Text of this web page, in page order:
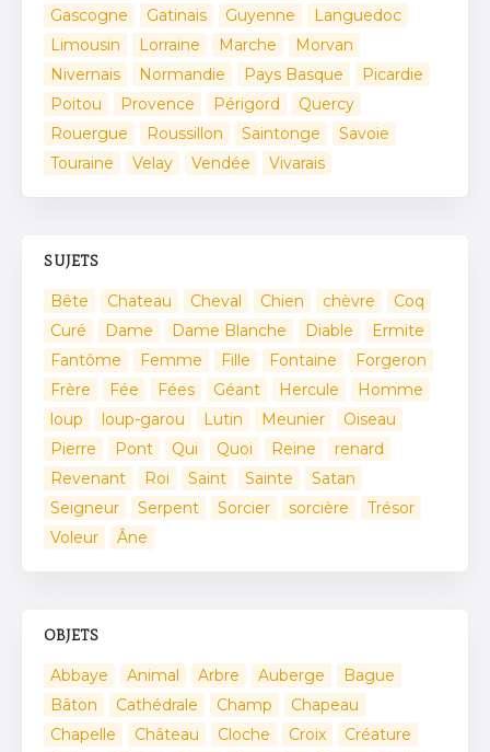
Gascogne
Gatinais Guyenne
Languedoc
Limousin
Lorraine Marche
Morvan
Nivernais
Normandie Pays Basque
Picardie
Poitou
Provence Périgord
Quercy
Rouergue
Roussillon Saintonge
Savoie
Touraine
Velay Vendée Vivarais
SUJETS
Bête Chateau Cheval Chien chèvre
Coq
Curé
Dame Dame Blanche Diable
Ermite
Fantôme
Femme Fille Fontaine
Forgeron
Frère
Fée Fées Géant Hercule
Homme
loup
loup-garou Lutin Meunier
Oiseau
Pierre
Pont Qui Quoi Reine
renard
Revenant
Roi Saint Sainte
Satan
Seigneur
Serpent Sorcier sorcière
Trésor
Voleur
Âne
OBJETS
Abbaye Animal Arbre Auberge
Bague
Bâton
Cathédrale Champ
Chapeau
Chapelle
Château Cloche Croix
Créature